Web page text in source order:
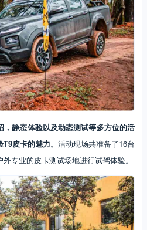
，静态体验以及动态测试等多方位的活
T9皮卡的魅力。活动现场共准备了16台
专业的皮卡测试场地进行试驾体验。